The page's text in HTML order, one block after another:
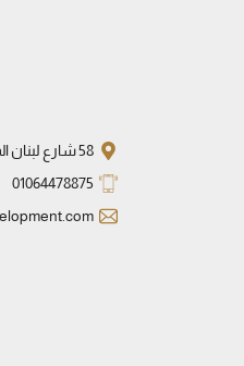
58 شارع لبنان المهندسين الجيزه جمهورية مصر العربية
01064478875